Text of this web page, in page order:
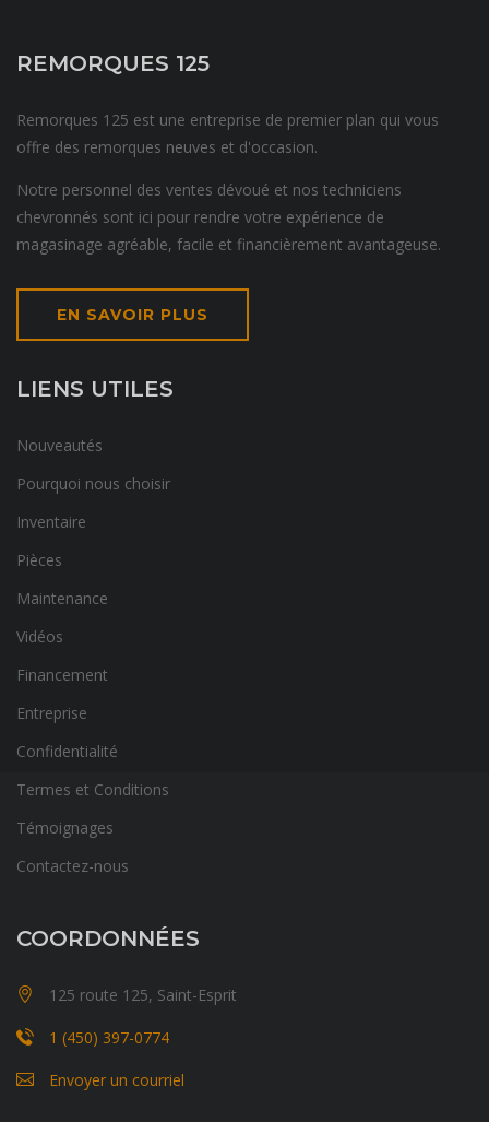
REMORQUES 125
Remorques 125 est une entreprise de premier plan qui vous
offre des remorques neuves et d'occasion.
Notre personnel des ventes dévoué et nos techniciens
chevronnés sont ici pour rendre votre expérience de
magasinage agréable, facile et financièrement avantageuse.
EN SAVOIR PLUS
LIENS UTILES
Nouveautés
Pourquoi nous choisir
Inventaire
Pièces
Maintenance
Vidéos
Financement
Entreprise
Confidentialité
Termes et Conditions
Témoignages
Contactez-nous
COORDONNÉES
125 route 125, Saint-Esprit
1 (450) 397-0774
Envoyer un courriel